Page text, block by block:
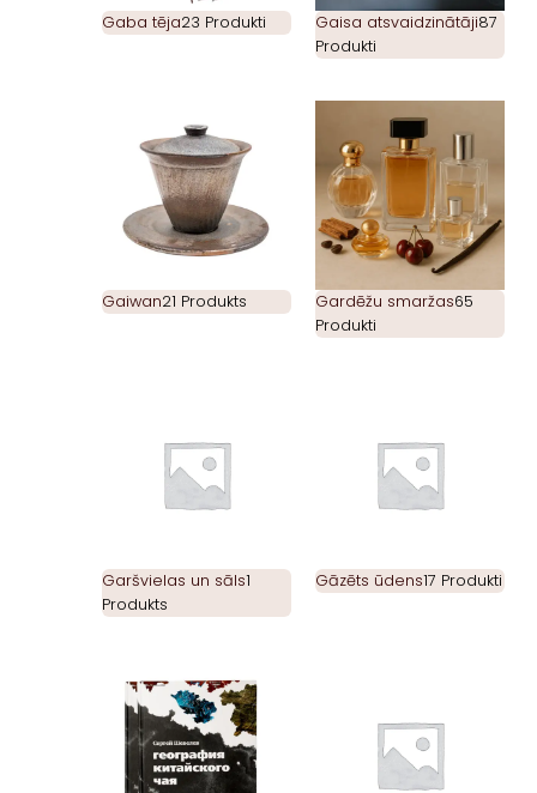
Gaba tēja23 Produkti Gaisa atsvaidzinātāji87
Produkti
Gaiwan21 Produkts Gardēžu smaržas65
Produkti
Garšvielas un sāls1
Produkts
Gāzēts ūdens17 Produkti